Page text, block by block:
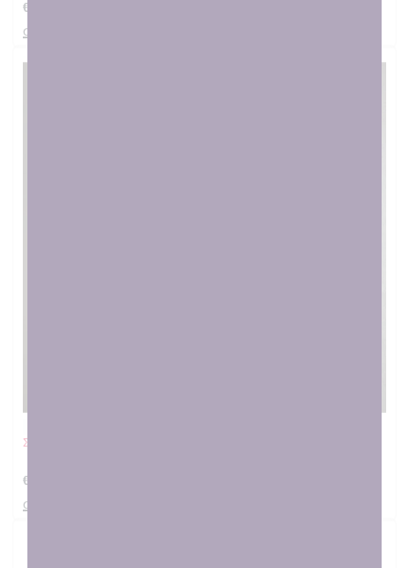
€
στο καλαθι
Σαλιάρα Κοριτσάκι boho
€
στο καλαθι